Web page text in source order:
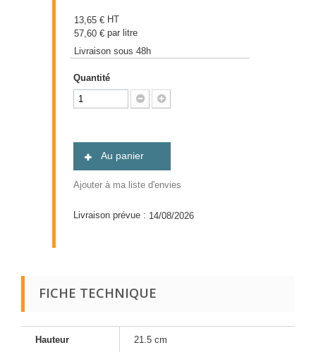
13,65 € HT
57,60 € par litre
Livraison sous 48h
Quantité
Au panier
Ajouter à ma liste d'envies
Livraison prévue : 14/08/2026
FICHE TECHNIQUE
Hauteur 21.5 cm